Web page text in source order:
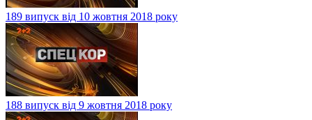
189 випуск від 10 жовтня 2018 року
188 випуск від 9 жовтня 2018 року